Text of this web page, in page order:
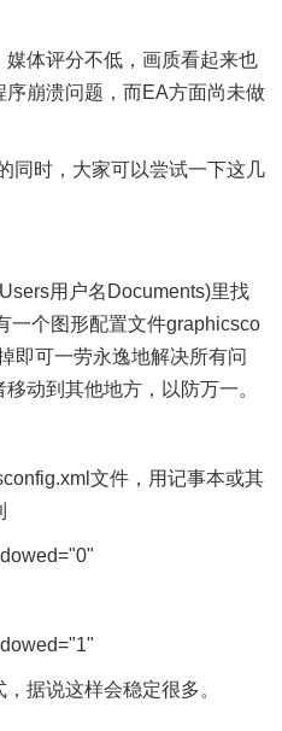
媒体评分不低，画质看起来也
崩溃问题，而EA方面尚未做
同时，大家可以尝试一下这几
用户名Documents)里找
一个图形配置文件graphicsco
即可一劳永逸地解决所有问
动到其他地方，以防万一。
文件，用记事本或其
据说这样会稳定很多。